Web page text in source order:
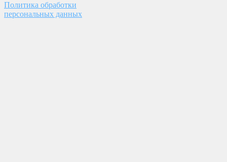
Политика обработки
персональных данных